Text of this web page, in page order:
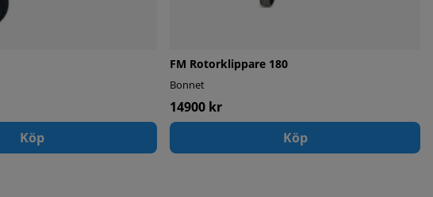
Köp
FM Rotorklippare 180
Bonnet
14900 kr
Köp